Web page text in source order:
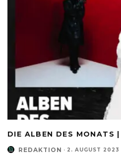
DIE ALBEN DES MONATS
REDAKTION · 2. AUGUST 2023